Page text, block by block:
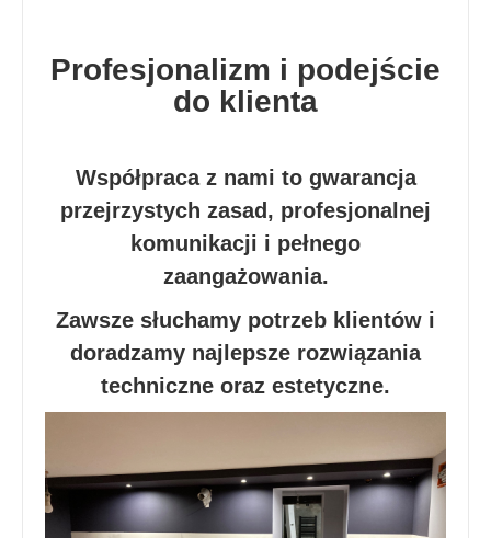
Profesjonalizm i podejście
do klienta
Współpraca z nami to gwarancja
przejrzystych zasad, profesjonalnej
komunikacji i pełnego
zaangażowania.
Zawsze słuchamy potrzeb klientów i
doradzamy najlepsze rozwiązania
techniczne oraz estetyczne.